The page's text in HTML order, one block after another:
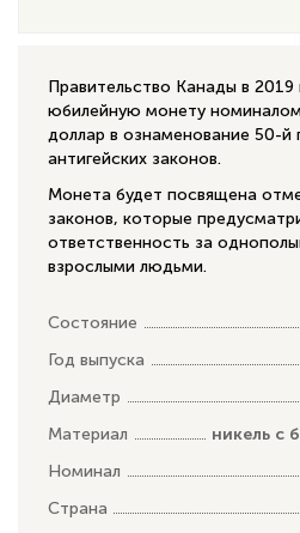
Правительство Канады в 2019
юбилейную монету
доллар в ознаменование 50-
антигейских законов.
Монета будет посвящена
законов, которые
ответственность за
взрослыми людьми.
Состояние
Год выпуска
Диаметр
Материал
никель с
Номинал
Страна